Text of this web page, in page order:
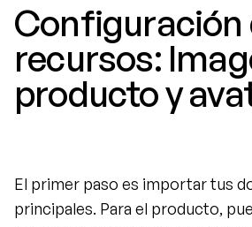
Configuración
recursos:
producto y
El primer paso es importar tus
principales. Para el producto,